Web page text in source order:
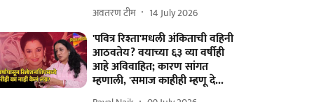
अवतरण टीम 14 July 2026
'पवित्र रिश्ता'मधली अंकिताची वहिनी
आठवतेय? वयाच्या ६३ व्या वर्षीही
आहे अविवाहित; कारण सांगत
म्हणाली, 'समाज काहीही म्हणू दे...